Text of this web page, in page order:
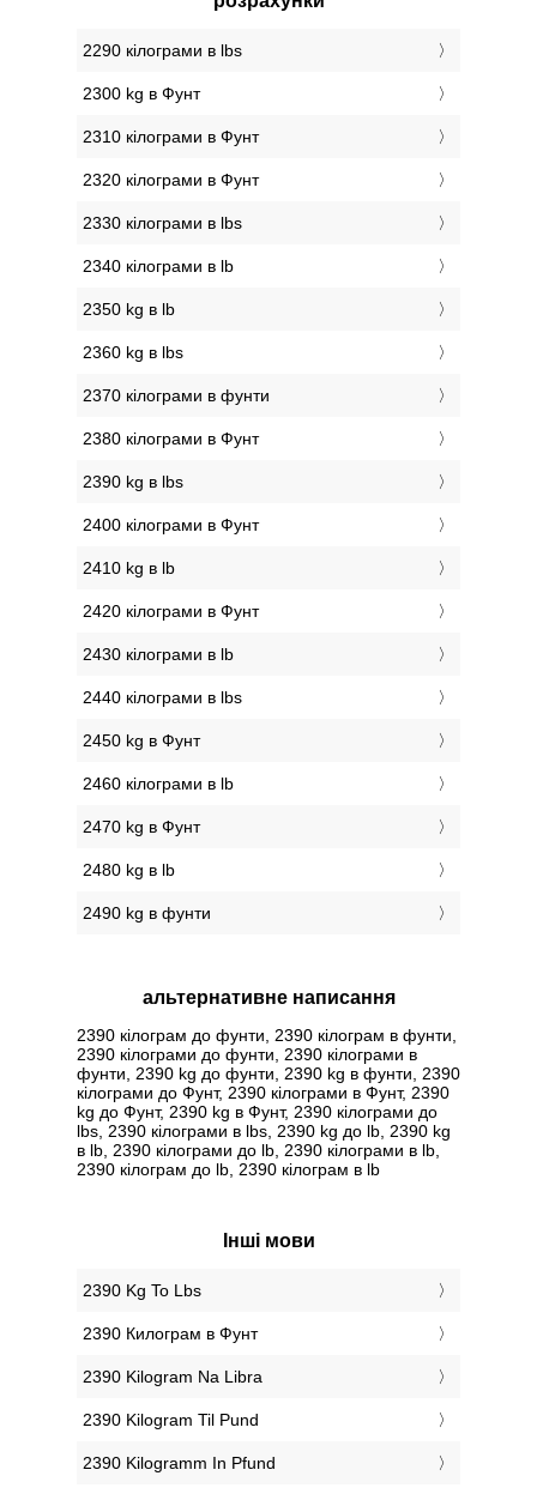
2290 кілограми в lbs
2300 kg в Фунт
2310 кілограми в Фунт
2320 кілограми в Фунт
2330 кілограми в lbs
2340 кілограми в lb
2350 kg в lb
2360 kg в lbs
2370 кілограми в фунти
2380 кілограми в Фунт
2390 kg в lbs
2400 кілограми в Фунт
2410 kg в lb
2420 кілограми в Фунт
2430 кілограми в lb
2440 кілограми в lbs
2450 kg в Фунт
2460 кілограми в lb
2470 kg в Фунт
2480 kg в lb
2490 kg в фунти
альтернативне написання
2390 кілограм до фунти, 2390 кілограм в фунти,
2390 кілограми до фунти, 2390 кілограми в
фунти, 2390 kg до фунти, 2390 kg в фунти, 2390
кілограми до Фунт, 2390 кілограми в Фунт, 2390
kg до Фунт, 2390 kg в Фунт, 2390 кілограми до
lbs, 2390 кілограми в lbs, 2390 kg до lb, 2390 kg
в lb, 2390 кілограми до lb, 2390 кілограми в lb,
2390 кілограм до lb, 2390 кілограм в lb
Інші мови
‎2390 Kg To Lbs
‎2390 Килограм в Фунт
‎2390 Kilogram Na Libra
‎2390 Kilogram Til Pund
‎2390 Kilogramm In Pfund